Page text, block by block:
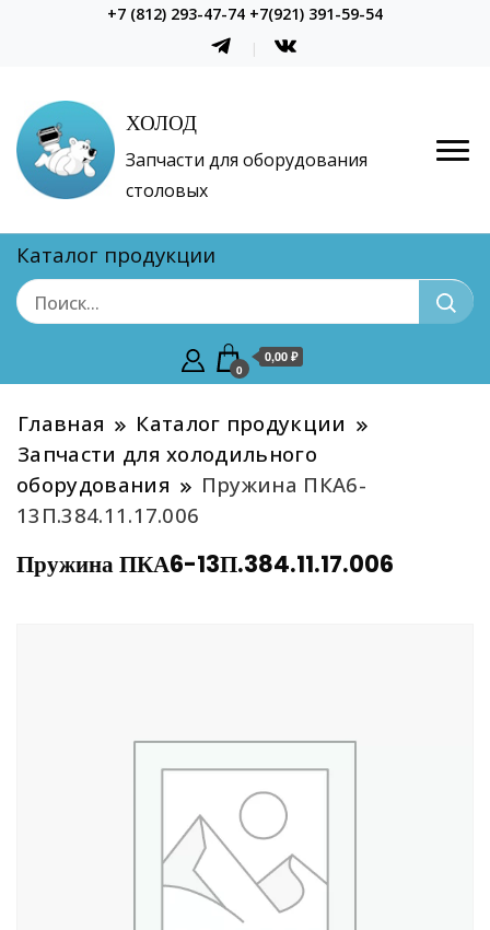
+7 (812) 293-47-74 +7(921) 391-59-54
ХОЛОД
Запчасти для оборудования
столовых
Каталог продукции
0
0,00 ₽
Главная
Каталог продукции
Запчасти для холодильного
оборудования
Пружина ПКА6-
13П.384.11.17.006
Пружина ПКА6-13П.384.11.17.006